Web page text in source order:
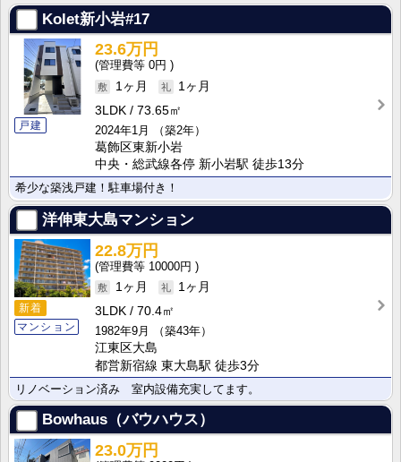
Kolet新小岩#17
戸建
23.6万円
0円
1ヶ月
1ヶ月
3LDK
73.65㎡
2024年1月
（築2年）
葛飾区東新小岩
中央・総武線各停 新小岩駅 徒歩13分
希少な築浅戸建！駐車場付き！
洋伸東大島マンション
新着
マンション
22.8万円
10000円
1ヶ月
1ヶ月
3LDK
70.4㎡
1982年9月
（築43年）
江東区大島
都営新宿線 東大島駅 徒歩3分
リノベーション済み 室内設備充実してます。
Bowhaus（バウハウス）
23.0万円